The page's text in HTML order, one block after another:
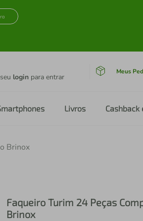
login para entrar
Meus
Livros Cashback
Brinox
Faqueiro Turim 24 Peças
Brinox